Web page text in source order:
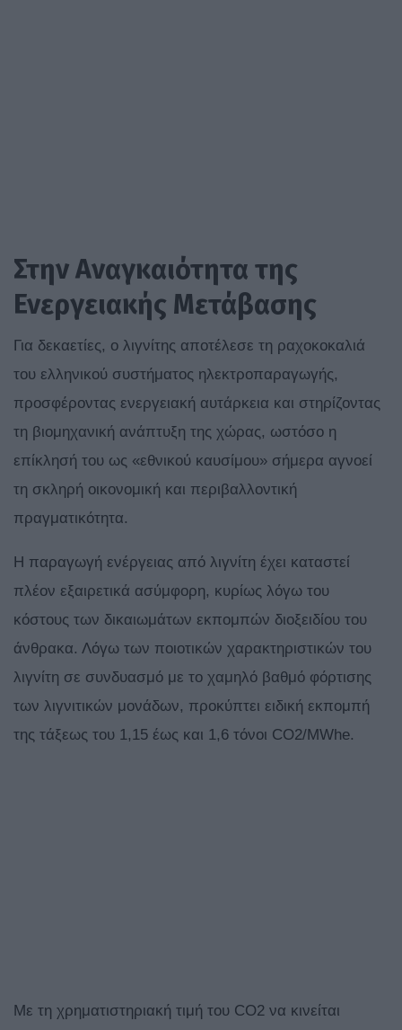
Στην Αναγκαιότητα της
Ενεργειακής Μετάβασης
Για δεκαετίες, ο λιγνίτης αποτέλεσε τη ραχοκοκαλιά
του ελληνικού συστήματος ηλεκτροπαραγωγής,
προσφέροντας ενεργειακή αυτάρκεια και στηρίζοντας
τη βιομηχανική ανάπτυξη της χώρας, ωστόσο η
επίκλησή του ως «εθνικού καυσίμου» σήμερα αγνοεί
τη σκληρή οικονομική και περιβαλλοντική
πραγματικότητα.
Η παραγωγή ενέργειας από λιγνίτη έχει καταστεί
πλέον εξαιρετικά ασύμφορη, κυρίως λόγω του
κόστους των δικαιωμάτων εκπομπών διοξειδίου του
άνθρακα. Λόγω των ποιοτικών χαρακτηριστικών του
λιγνίτη σε συνδυασμό με το χαμηλό βαθμό φόρτισης
των λιγνιτικών μονάδων, προκύπτει ειδική εκπομπή
της τάξεως του 1,15 έως και 1,6 τόνοι CO2/MWhe.
Με τη χρηματιστηριακή τιμή του CO2 να κινείται